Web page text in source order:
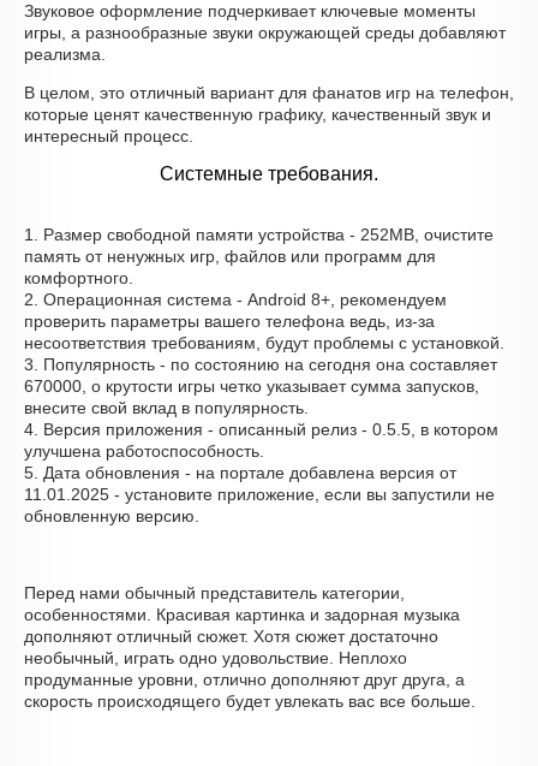
Звуковое оформление подчеркивает ключевые моменты
игры, а разнообразные звуки окружающей среды добавляют
реализма.
В целом, это отличный вариант для фанатов игр на телефон,
которые ценят качественную графику, качественный звук и
интересный процесс.
Системные требования.
1. Размер свободной памяти устройства - 252MB, очистите
память от ненужных игр, файлов или программ для
комфортного.
2. Операционная система - Android 8+, рекомендуем
проверить параметры вашего телефона ведь, из-за
несоответствия требованиям, будут проблемы с установкой.
3. Популярность - по состоянию на сегодня она составляет
670000, о крутости игры четко указывает сумма запусков,
внесите свой вклад в популярность.
4. Версия приложения - описанный релиз - 0.5.5, в котором
улучшена работоспособность.
5. Дата обновления - на портале добавлена версия от
11.01.2025 - установите приложение, если вы запустили не
обновленную версию.
Перед нами обычный представитель категории,
особенностями. Красивая картинка и задорная музыка
дополняют отличный сюжет. Хотя сюжет достаточно
необычный, играть одно удовольствие. Неплохо
продуманные уровни, отлично дополняют друг друга, а
скорость происходящего будет увлекать вас все больше.